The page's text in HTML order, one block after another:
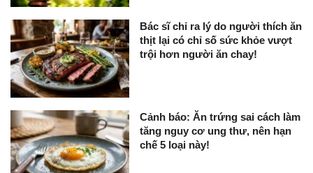
Bác sĩ chỉ ra lý do người thích ăn
thịt lại có chỉ số sức khỏe vượt
trội hơn người ăn chay!
Cảnh báo: Ăn trứng sai cách làm
tăng nguy cơ ung thư, nên hạn
chế 5 loại này!